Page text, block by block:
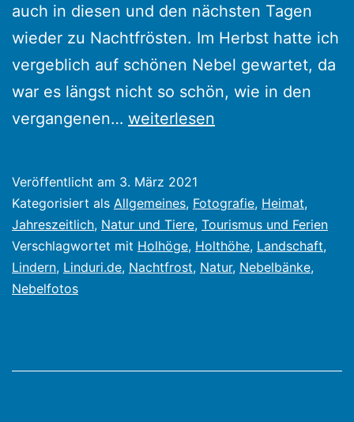
auch in diesen und den nächsten Tagen
wieder zu Nachtfrösten. Im Herbst hatte ich
vergeblich auf schönen Nebel gewartet, da
war es längst nicht so schön, wie in den
vergangenen… Frühnebel
Nachtfröste
zum
meteorologischen
Frühlingsanfang
weiterlesen
Veröffentlicht am 3. März 2021
Kategorisiert als Allgemeines, Fotografie, Heimat,
Jahreszeitlich, Natur und Tiere, Tourismus und Ferien
Verschlagwortet mit Holhöge, Holthöhe, Landschaft,
Lindern, Linduri.de, Nachtfrost, Natur, Nebelbänke,
Nebelfotos